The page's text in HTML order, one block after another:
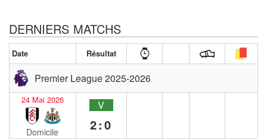
DERNIERS MATCHS
Date Résultat
Premier League 2025-2026
24 Mai 2026
Domicile
V
2:0